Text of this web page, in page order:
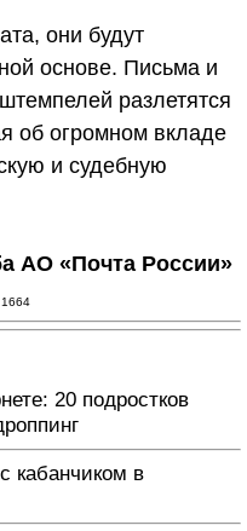
они будут
основе. Письма и
разлетятся
об огромном вкладе
и судебную
АО «Почта России»
20 подростков
кабанчиком в